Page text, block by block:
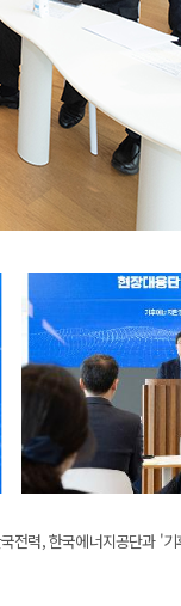
전력, 한국에너지공단과 '